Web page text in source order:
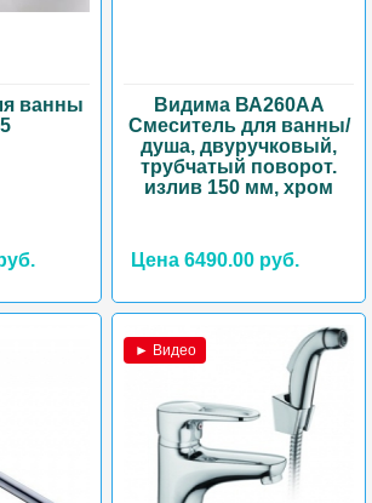
ванны
Видима ВА260АА
Смеситель для ванны/
душа, двуручковый,
трубчатый поворот.
излив 150 мм, хром
Цена 6490.00 руб.
► Видео